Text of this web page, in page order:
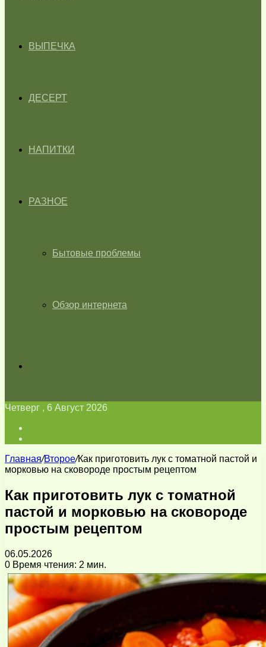
ВЫПЕЧКА
ДЕСЕРТ
НАПИТКИ
РАЗНОЕ
Бытовые проблемы
Обзор интернета
Четверг , 6 Август 2026
Главная/Второе/Как приготовить лук с томатной пастой и
морковью на сковороде простым рецептом
Как приготовить лук с томатной
пастой и морковью на сковороде
простым рецептом
06.05.2026
0 Время чтения: 2 мин.